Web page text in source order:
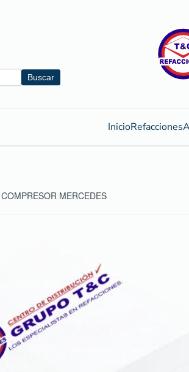
Buscar
InicioRefacciones
MERCEDES